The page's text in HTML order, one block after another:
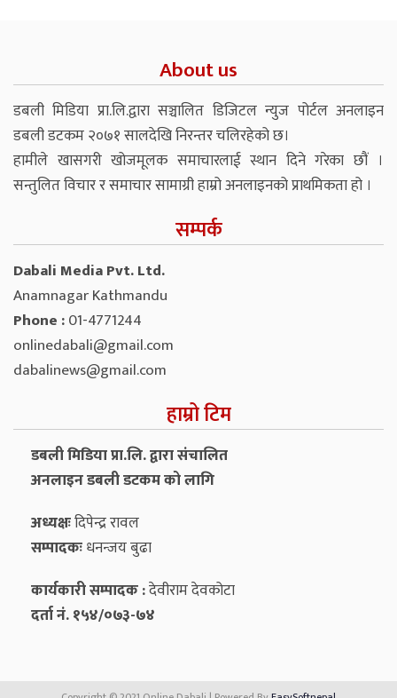
About us
डबली मिडिया प्रा.लि.द्वारा सञ्चालित डिजिटल न्युज पोर्टल अनलाइन
डबली डटकम २०७१ सालदेखि निरन्तर चलिरहेको छ।
हामीले खासगरी खोजमूलक समाचारलाई स्थान दिने गरेका छौं ।
सन्तुलित विचार र समाचार सामाग्री हाम्रो अनलाइनको प्राथमिकता हो ।
सम्पर्क
Dabali Media Pvt. Ltd.
Anamnagar Kathmandu
Phone :01-4771244
onlinedabali@gmail.com
dabalinews@gmail.com
हाम्रो टिम
डबली मिडिया प्रा.लि. द्वारा संचालित
अनलाइन डबली डटकम को लागि
अध्यक्षःदिपेन्द्र रावल
सम्पादकःधनन्‍जय बुढा
कार्यकारी सम्पादक :देवीराम देवकोटा
दर्ता नं. १५४/०७३-७४